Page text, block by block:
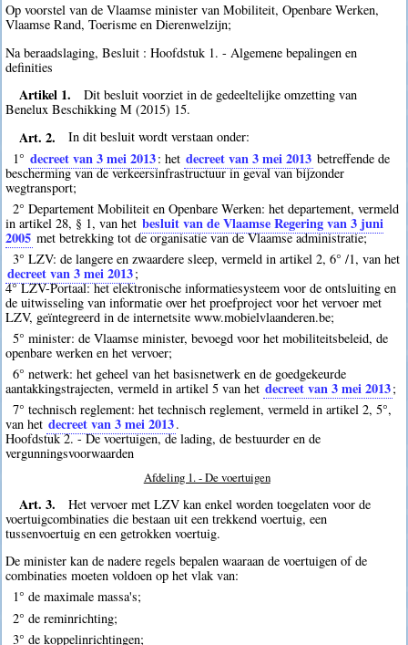
Op voorstel van de Vlaamse minister van Mobiliteit, Openbare Werken,
Vlaamse Rand, Toerisme en Dierenwelzijn;
Na beraadslaging, Besluit : Hoofdstuk 1. - Algemene bepalingen en
definities
Artikel 1.
Dit besluit voorziet in de gedeeltelijke omzetting van
Benelux Beschikking M (2015) 15.
Art. 2.
In dit besluit wordt verstaan onder:
1° decreet van 3 mei 2013: het decreet van 3 mei 2013 betreffende de
bescherming van de verkeersinfrastructuur in geval van bijzonder
wegtransport;
2° Departement Mobiliteit en Openbare Werken: het departement, vermeld
in artikel 28, § 1, van het besluit van de Vlaamse Regering van 3 juni
2005 met betrekking tot de organisatie van de Vlaamse administratie;
3° LZV: de langere en zwaardere sleep, vermeld in artikel 2, 6° /1, van het
decreet van 3 mei 2013;
4° LZV-Portaal: het elektronische informatiesysteem voor de ontsluiting en
de uitwisseling van informatie over het proefproject voor het vervoer met
LZV, geïntegreerd in de internetsite www.mobielvlaanderen.be;
5° minister: de Vlaamse minister, bevoegd voor het mobiliteitsbeleid, de
openbare werken en het vervoer;
6° netwerk: het geheel van het basisnetwerk en de goedgekeurde
aantakkingstrajecten, vermeld in artikel 5 van het decreet van 3 mei 2013;
7° technisch reglement: het technisch reglement, vermeld in artikel 2, 5°,
van het decreet van 3 mei 2013.
Hoofdstuk 2. - De voertuigen, de lading, de bestuurder en de
vergunningsvoorwaarden
Afdeling 1. - De voertuigen
Art. 3.
Het vervoer met LZV kan enkel worden toegelaten voor de
voertuigcombinaties die bestaan uit een trekkend voertuig, een
tussenvoertuig en een getrokken voertuig.
De minister kan de nadere regels bepalen waaraan de voertuigen of de
combinaties moeten voldoen op het vlak van:
1° de maximale massa's;
2° de reminrichting;
3° de koppelinrichtingen;